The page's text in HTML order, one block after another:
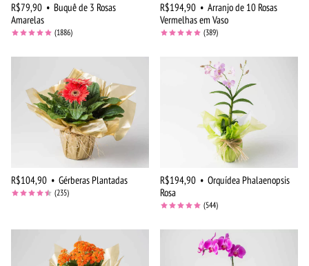
R$79,90 • Buquê de 3 Rosas
Amarelas
(1886)
R$194,90 • Arranjo de 10 Rosas
Vermelhas em Vaso
(389)
R$104,90 • Gérberas Plantadas
(235)
R$194,90 • Orquídea Phalaenopsis
Rosa
(544)